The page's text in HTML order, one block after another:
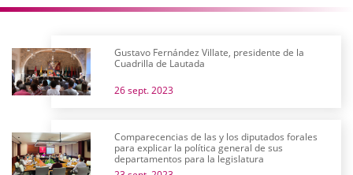
Gustavo Fernández Villate, presidente de la
Cuadrilla de Lautada
26 sept. 2023
Comparecencias de las y los diputados forales
para explicar la política general de sus
departamentos para la legislatura